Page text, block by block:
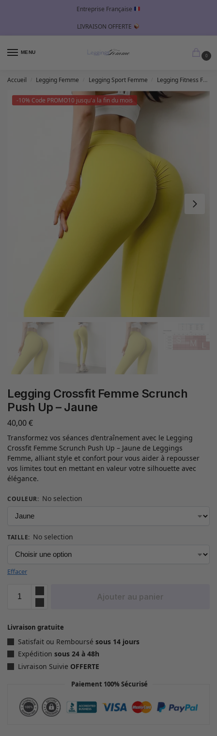
Entreprise Française
LIVRAISON OFFERTE
MENU
0
Accueil Legging Femme Legging Sport Femme Legging Fitness Femme
-10% Code PROMO10 jusqu'a la fin du mois
Legging Crossfit Femme Scrunch
Push Up – Jaune
40,00€
Transformez vos séances d’entraînement avec le Legging
Crossfit Femme Scrunch Push Up – Jaune de Leggings
Femme, alliant style et confort pour vous aider à repousser
vos limites tout en mettant en valeur votre silhouette avec
élégance.
COULEUR: No selection
TAILLE: No selection
Effacer
Ajouter au panier
Livraison gratuite
Satisfait ou Remboursé sous 14 jours
Expédition sous 24 à 48h
Livraison Suivie OFFERTE
Paiement 100% Sécurisé